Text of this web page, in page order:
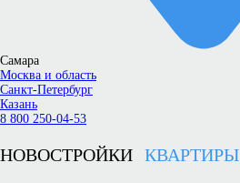
Самара
Москва и область
Санкт-Петербург
Казань
8 800 250-04-53
НОВОСТРОЙКИ КВАРТИРЫ